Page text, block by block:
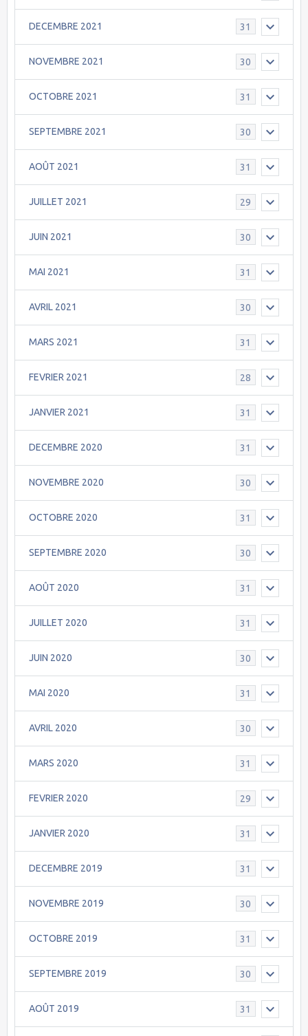
DECEMBRE 2021 31
NOVEMBRE 2021 30
OCTOBRE 2021 31
SEPTEMBRE 2021 30
AOÛT 2021 31
JUILLET 2021 29
JUIN 2021 30
MAI 2021 31
AVRIL 2021 30
MARS 2021 31
FEVRIER 2021 28
JANVIER 2021 31
DECEMBRE 2020 31
NOVEMBRE 2020 30
OCTOBRE 2020 31
SEPTEMBRE 2020 30
AOÛT 2020 31
JUILLET 2020 31
JUIN 2020 30
MAI 2020 31
AVRIL 2020 30
MARS 2020 31
FEVRIER 2020 29
JANVIER 2020 31
DECEMBRE 2019 31
NOVEMBRE 2019 30
OCTOBRE 2019 31
SEPTEMBRE 2019 30
AOÛT 2019 31